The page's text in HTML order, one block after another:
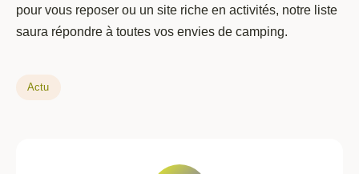
pour vous reposer ou un site riche en activités, notre liste
saura répondre à toutes vos envies de camping.
Actu